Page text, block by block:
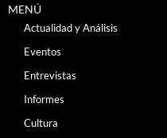
MENÚ
Actualidad y Análisis
Eventos
Entrevistas
Informes
Cultura